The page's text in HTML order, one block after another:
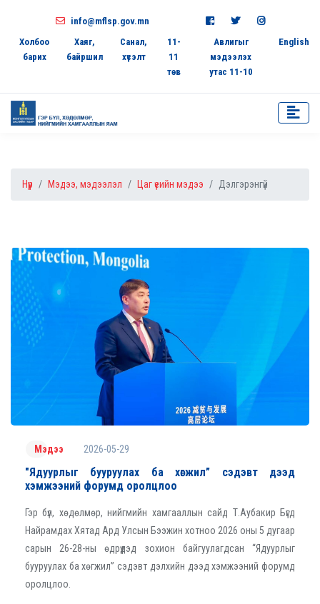
info@mflsp.gov.mn
Холбоо
барих
Хаяг,
байршил
Санал,
хүсэлт
11-
11
төв
Авлигыг
мэдээлэх
утас 11-10
English
Нүүр Мэдээ, мэдээлэл Цаг үеийн мэдээ Дэлгэрэнгүй
Мэдээ 2026-05-29
"Ядуурлыг бууруулах ба хөгжил” сэдэвт дээд
хэмжээний форумд оролцлоо
Гэр бүл, хөдөлмөр, нийгмийн хамгааллын сайд Т.Аубакир Бүгд
Найрамдах Хятад Ард Улсын Бээжин хотноо 2026 оны 5 дугаар
сарын 26-28-ны өдрүүдэд зохион байгуулагдсан “Ядуурлыг
бууруулах ба хөгжил” сэдэвт дэлхийн дээд хэмжээний форумд
оролцлоо.